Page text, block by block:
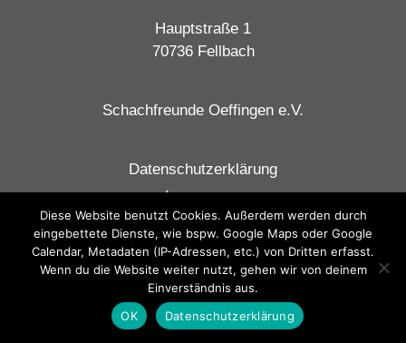
Hauptstraße 1
70736 Fellbach
Schachfreunde Oeffingen e.V.
Datenschutzerklärung
Impressum
Jugendschutzerklärung
Vereinssatzung
Diese Website benutzt Cookies. Außerdem werden durch
eingebettete Dienste, wie bspw. Google Maps oder Google
Calendar, Metadaten (IP-Adressen, etc.) von Dritten erfasst.
Wenn du die Website weiter nutzt, gehen wir von deinem
Einverständnis aus.
OK
Datenschutzerklärung